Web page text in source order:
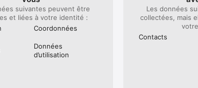
suivantes peuvent être
et liées à votre identité :
Coordonnées
Données
d’utilisation
Les données
collectées, mais
Contacts